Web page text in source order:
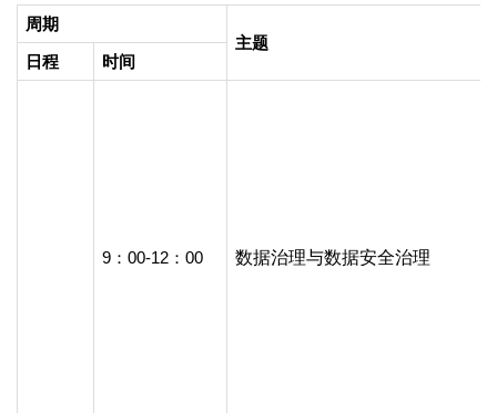
周期
主题
日程
时间
9：00-12：00 数据治理与数据安全治理